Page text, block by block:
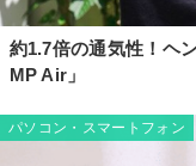
約1.7倍の通気性！ヘ
MP Air」
パソコン・スマートフォン